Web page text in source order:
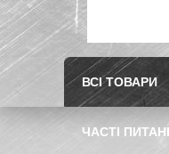
ВСІ ТОВАРИ
ЧАСТІ